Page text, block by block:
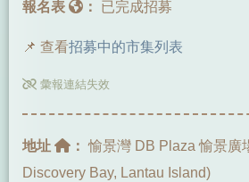
報名表 ： 已完成招募
📌 查看招募中的市集列表
彙報連結失效
地址 ： 愉景灣 DB Plaza 愉景廣
Discovery Bay, Lantau Island)